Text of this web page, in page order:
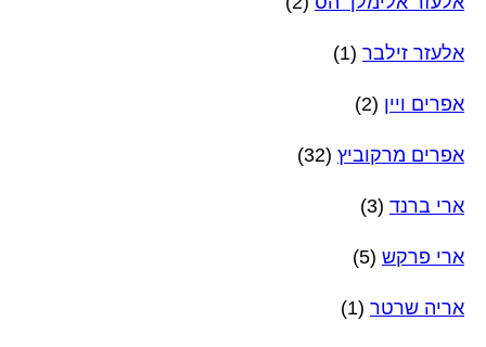
אלעזר זילבר (1)
אפרים ויין (2)
אפרים מרקוביץ (32)
ארי ברנד (3)
ארי פרקש (5)
אריה שרטר (1)